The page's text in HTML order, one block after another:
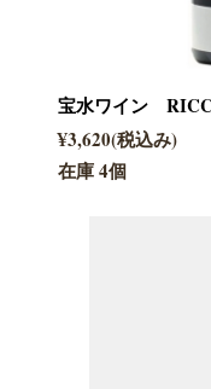
宝水ワイン
¥3,620(税込み)
在庫 4個